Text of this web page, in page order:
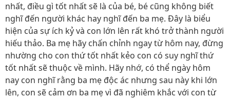
nhất, điều gì tốt nhất sẽ là của bé, bé cũng không biết
nghĩ đến người khác hay nghĩ đến ba mẹ. Đây là biểu
hiện của sự ích kỷ và con lớn lên rất khó trở thành người
hiếu thảo. Ba mẹ hãy chấn chỉnh ngay từ hôm nay, đừng
nhường cho con thứ tốt nhất kẻo con có suy nghĩ thứ
tốt nhất sẽ thuộc về mình. Hãy nhớ, có thể ngày hôm
nay con nghĩ rằng ba mẹ độc ác nhưng sau này khi lớn
lên, con sẽ cảm ơn ba mẹ vì đã nghiêm khắc với con từ